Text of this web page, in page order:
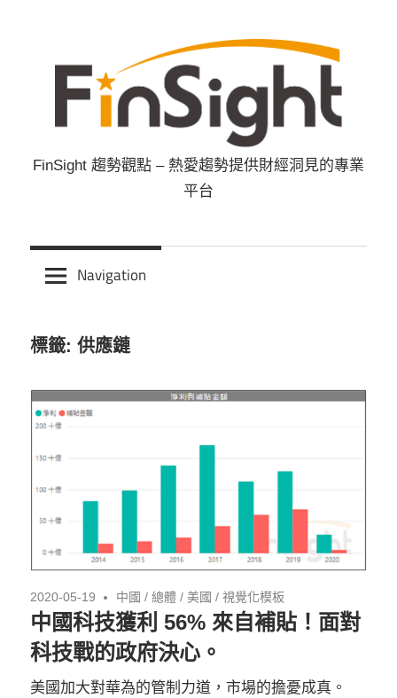
content
FinSight
勢
點
FinSight 趨勢觀點 – 熱愛趨勢提供財經洞見的專業
平台
Navigation
標籤: 供應鏈
2020-05-19 中國 /總體 /美國 /視覺化模板
中國科技獲利 56% 來自補貼！面對
科技戰的政府決心。
美國加大對華為的管制力道，市場的擔憂成真。